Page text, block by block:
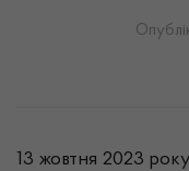
13 жовтня 2023